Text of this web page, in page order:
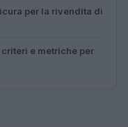
per la rivendita di
e metriche per